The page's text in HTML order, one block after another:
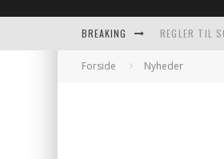
BREAKING REGLER TIL
SUBNAUTICA
LET’S
Forside Nyheder